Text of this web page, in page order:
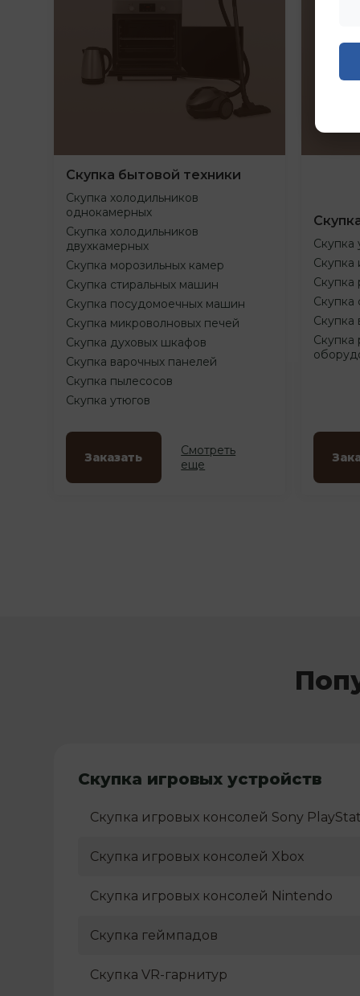
Скупка бытовой техники
Скупка холодильников
однокамерных
Скупка холодильников
двухкамерных
Скупка морозильных камер
Скупка стиральных машин
Скупка посудомоечных машин
Скупка микроволновых печей
Скупка духовых шкафов
Скупка варочных панелей
Скупка пылесосов
Скупка утюгов
Заказать
Смотреть
еще
Скупка
Скупка
Скупка
Скупка
Скупка
Скупка
Скупка игровых устройств
Скупка игровых консолей Sony
Скупка игровых консолей Xbox
Скупка игровых консолей Nintendo
Скупка геймпадов
Скупка VR-гарнитур